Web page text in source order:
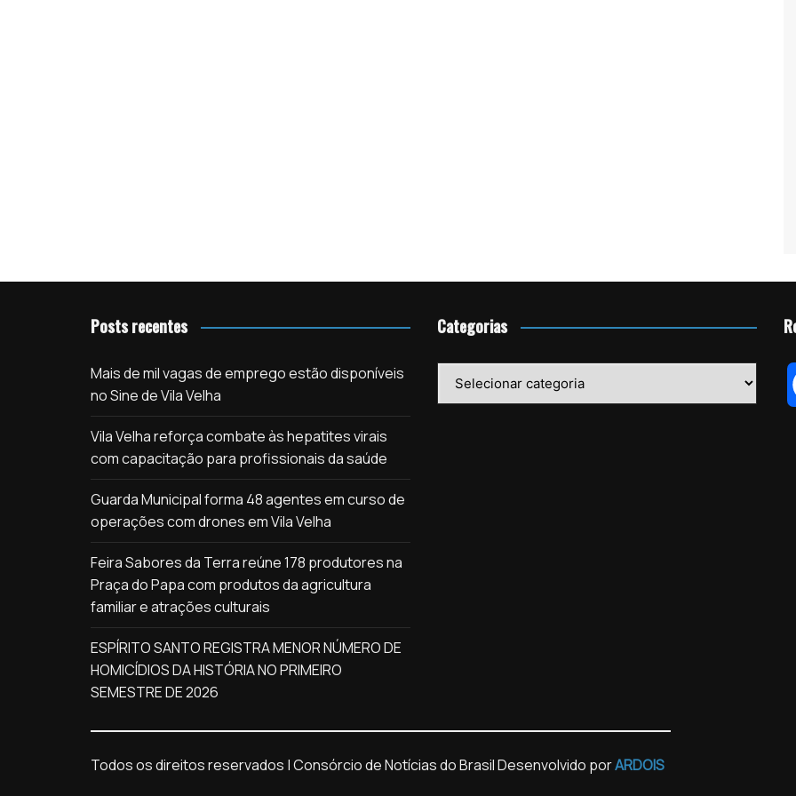
Posts recentes
Mais de mil vagas de emprego estão disponíveis
no Sine de Vila Velha
Vila Velha reforça combate às hepatites virais
com capacitação para profissionais da saúde
Guarda Municipal forma 48 agentes em curso de
operações com drones em Vila Velha
Feira Sabores da Terra reúne 178 produtores na
Praça do Papa com produtos da agricultura
familiar e atrações culturais
ESPÍRITO SANTO REGISTRA MENOR NÚMERO DE
HOMICÍDIOS DA HISTÓRIA NO PRIMEIRO
SEMESTRE DE 2026
Categorias
Todos os direitos reservados | Consórcio de Notícias do BrasilDesenvolvido porARDOIS